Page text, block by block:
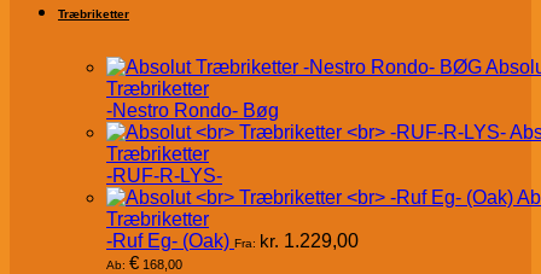
Træbriketter
Træbriketter
-Nestro Rondo- Bøg
Træbriketter
-RUF-R-LYS-
Træbriketter
-Ruf Eg- (Oak) Fra: kr. 1.229,00
Ab: € 168,00